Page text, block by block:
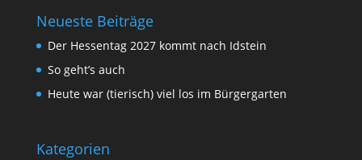
Neueste Beiträge
Der Hessentag 2027 kommt nach Idstein
So geht’s auch
Heute war (tierisch) viel los im Bürgergarten
Kategorien